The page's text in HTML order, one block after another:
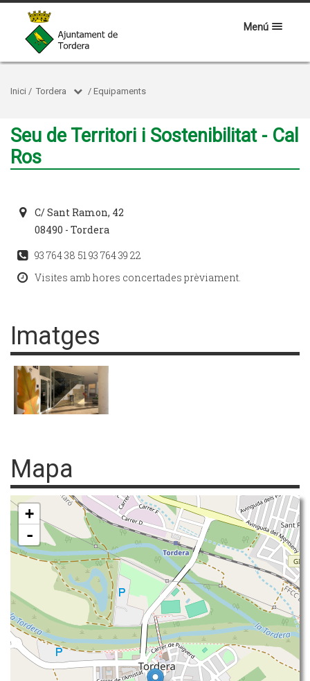
Menú
Inici / Tordera / Equipaments
Seu de Territori i Sostenibilitat - Cal
Ros
C/ Sant Ramon, 42
08490 - Tordera
93 764 38 51 93 764 39 22
Visites amb hores concertades prèviament.
Imatges
Mapa
+
-